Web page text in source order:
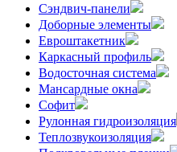
Сэндвич-панели
Доборные элементы
Евроштакетник
Каркасный профиль
Водосточная система
Мансардные окна
Софит
Рулонная гидроизоляция
Теплозвукоизоляция